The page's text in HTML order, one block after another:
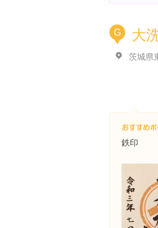
G 大
茨城県
鉄印